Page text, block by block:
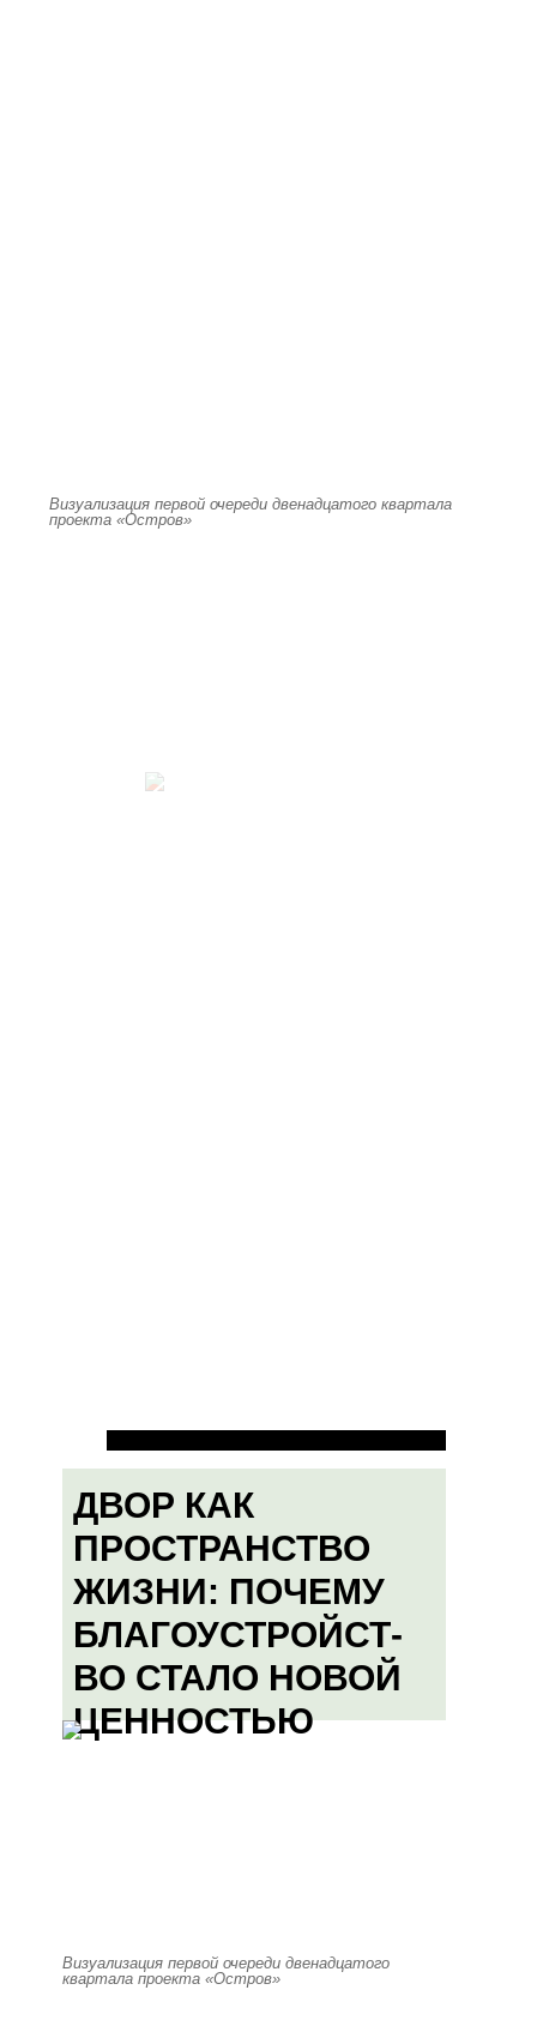
Визуализация первой очереди двенадцатого квартала
проекта «Остров»
ДВОР КАК
ПРОСТРАНСТВО
ЖИЗНИ: ПОЧЕМУ
БЛАГОУСТРОЙСТ-
ВО СТАЛО НОВОЙ
ЦЕННОСТЬЮ
Визуализация первой очереди двенадцатого
квартала проекта «Остров»